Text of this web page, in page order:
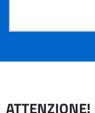
ATTENZIONE!